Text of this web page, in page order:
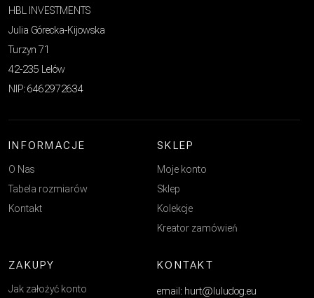
HBL INVESTMENTS
Julia Górecka-Kijowska
Turzyn 71
42-235 Lelów
NIP: 6462972634
INFORMACJE
O Nas
Tabela rozmiarów
Kontakt
SKLEP
Moje konto
Sklep
Kolekcje
Kreator zamówień
ZAKUPY
Jak założyć konto
KONTAKT
email: hurt@luludog.eu